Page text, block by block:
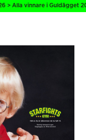
Alla vinnare i Guldägget